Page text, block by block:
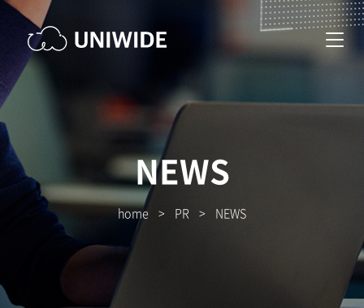
NEWS
home > PR > NEWS